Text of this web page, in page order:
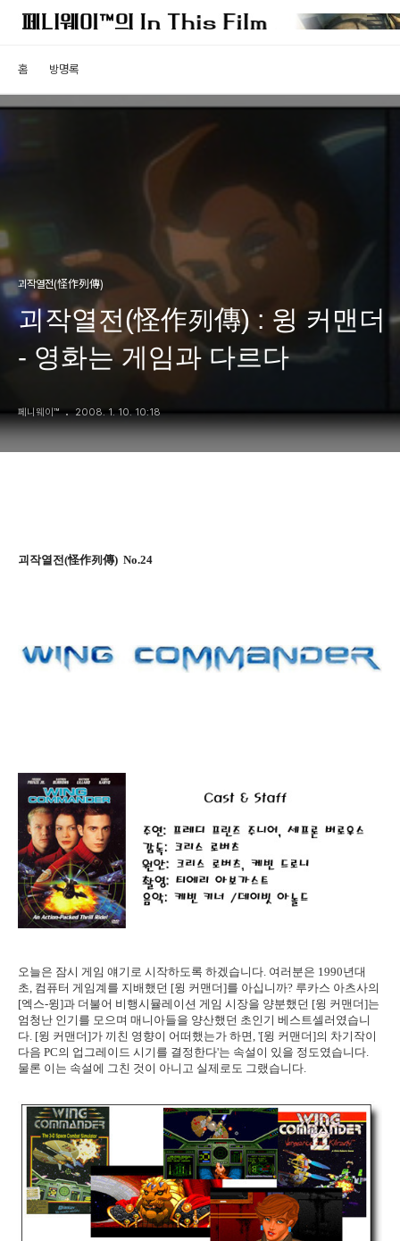
홈 방명록
괴작열전(怪作列傳)
괴작열전(怪作列傳) : 윙 커맨더
- 영화는 게임과 다르다
페니웨이™ 2008. 1. 10. 10:18
괴작열전(怪作列傳) No.24
오늘은 잠시 게임 얘기로 시작하도록 하겠습니다. 여러분은 1990년대
초, 컴퓨터 게임계를 지배했던 [윙 커맨더]를 아십니까? 루카스 아츠사의
[엑스-윙]과 더불어 비행시뮬레이션 게임 시장을 양분했던 [윙 커맨더]는
엄청난 인기를 모으며 매니아들을 양산했던 초인기 베스트셀러였습니
다. [윙 커맨더]가 끼친 영향이 어떠했는가 하면, '[윙 커맨더]의 차기작이
다음 PC의 업그레이드 시기를 결정한다'는 속설이 있을 정도였습니다.
물론 이는 속설에 그친 것이 아니고 실제로도 그랬습니다.